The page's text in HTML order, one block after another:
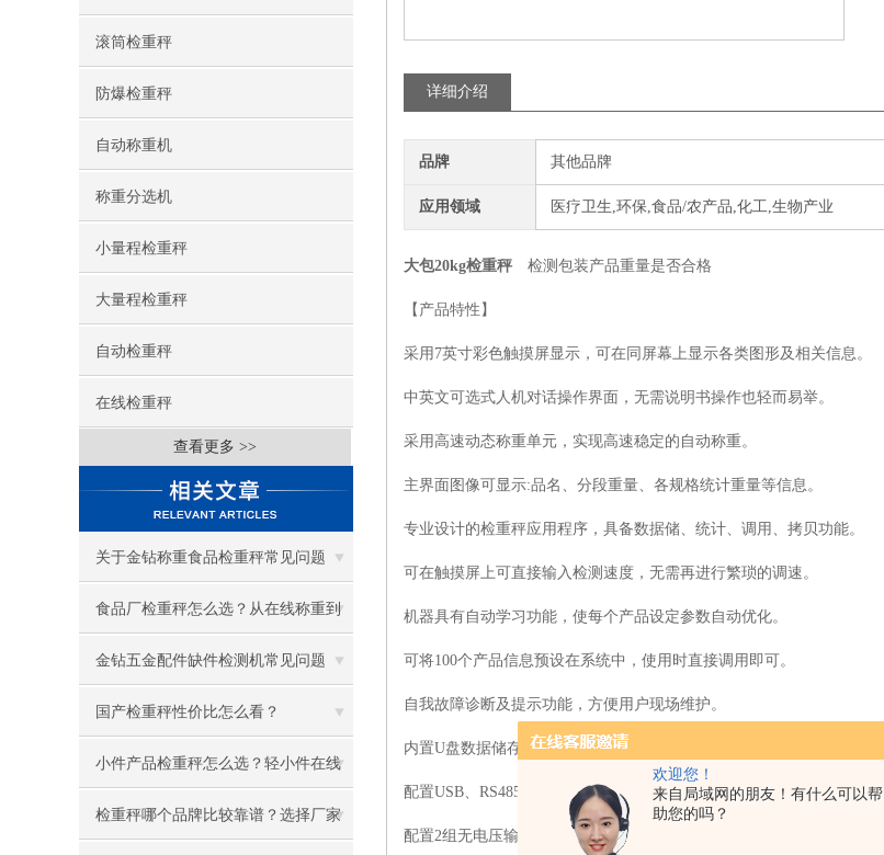
欢迎您！
来自局域网的朋友！有什么可以帮
助您的吗？
滚筒检重秤
防爆检重秤
自动称重机
称重分选机
小量程检重秤
大量程检重秤
自动检重秤
在线检重秤
查看更多 >>
关于金钻称重食品检重秤常见问题
FAQ
食品厂检重秤怎么选？从在线称重到
自动剔除完整解决方案
金钻五金配件缺件检测机常见问题
FAQ
国产检重秤性价比怎么看？
小件产品检重秤怎么选？轻小件在线
称重的六个要点
检重秤哪个品牌比较靠谱？选择厂家
详细介绍
品牌 其他品牌
应用领域 医疗卫生,环保,食品/农产品,化工,生物产业
大包20kg检重秤 检测包装产品重量是否合格
【产品特性】
采用7英寸彩色触摸屏显示，可在同屏幕上显示各类图形及相关信息。
中英文可选式人机对话操作界面，无需说明书操作也轻而易举。
采用高速动态称重单元，实现高速稳定的自动称重。
主界面图像可显示:品名、分段重量、各规格统计重量等信息。
专业设计的检重秤应用程序，具备数据储、统计、调用、拷贝功能。
可在触摸屏上可直接输入检测速度，无需再进行繁琐的调速。
机器具有自动学习功能，使每个产品设定参数自动优化。
可将100个产品信息预设在系统中，使用时直接调用即可。
自我故障诊断及提示功能，方便用户现场维护。
内置U盘数据储存器，可将历史纪录拷贝到电脑另存。
配置USB、RS485、TCP/IP通讯输出接口，用于数据输出。
配置2组无电压输入接口，用于外部设备信号接入。